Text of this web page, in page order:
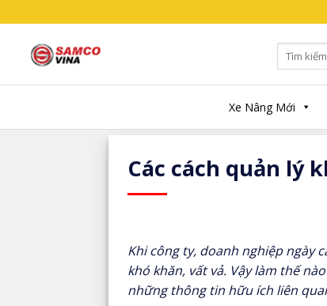
to
content
Tìm
Xe Nâng Mới
Các cách quản lý
Khi công ty, doanh nghiệp ngày
khó khăn, vất vả. Vậy làm thế
những thông tin hữu ích liên